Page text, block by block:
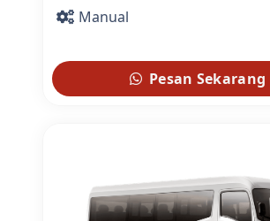
Manual
Pesan Sekarang